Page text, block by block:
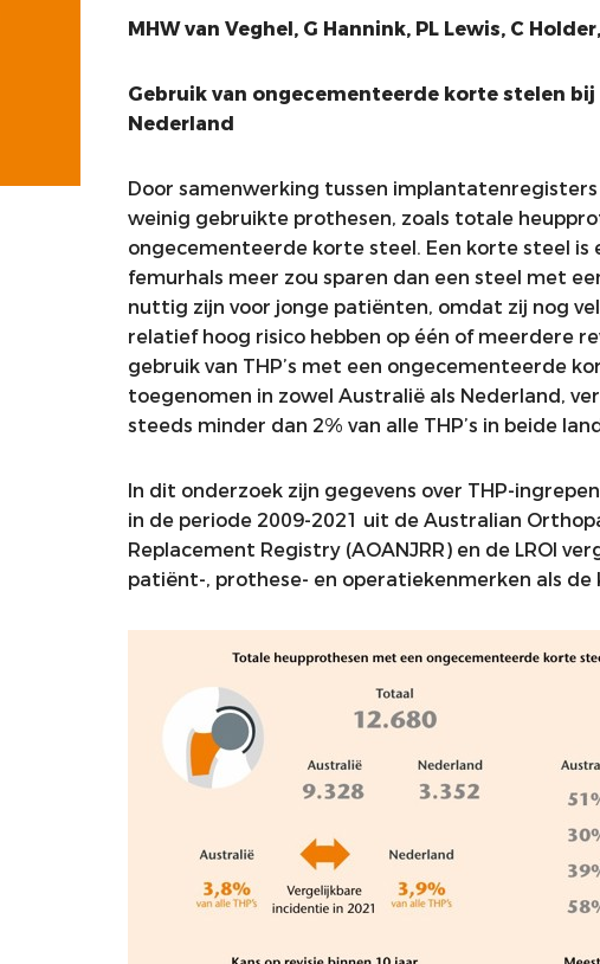
MHW van Veghel, G Hannink, PL Lewis, C
Gebruik van ongecementeerde korte stelen
Nederland
Door samenwerking tussen
weinig gebruikte prothesen, zoals totale
ongecementeerde korte steel. Een korte steel
femurhals meer zou sparen dan een steel met
nuttig zijn voor jonge patiënten, omdat zij nog
relatief hoog risico hebben op één of meerdere
gebruik van THP’s met een ongecementeerde
toegenomen in zowel Australië als Nederland,
steeds minder dan 2% van alle THP’s in beide
In dit onderzoek zijn gegevens over THP-
in de periode 2009-2021 uit de Australian
Replacement Registry (AOANJRR) en de LROI
patiënt-, prothese- en operatiekenmerken als de